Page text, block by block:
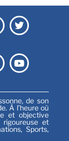
de son
À l’heure où
et objective
et
Sports,